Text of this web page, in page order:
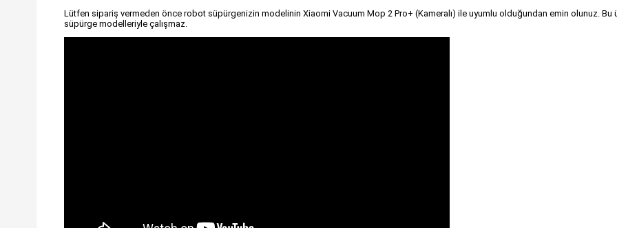
Lütfen sipariş vermeden önce robot süpürgenizin modelinin Xiaomi Vacuum Mop 2 Pro+ (Kameralı) ile uyumlu olduğundan emin olunuz.
süpürge modelleriyle çalışmaz.